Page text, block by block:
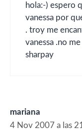
hola:-) espero
vanessa por
. troy me
vanessa .no
sharpay
mariana
4 Nov 2007 a las